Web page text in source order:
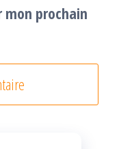
prochain